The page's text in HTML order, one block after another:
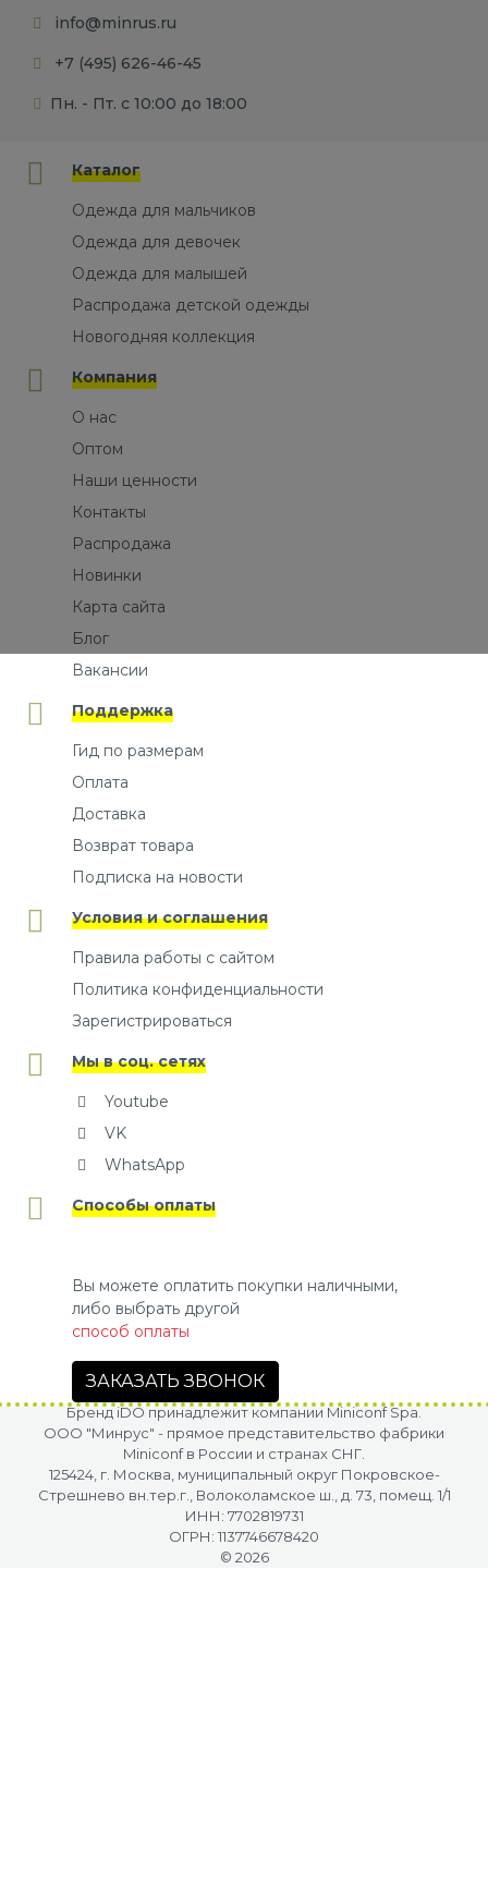
info@minrus.ru
+7 (495) 626-46-45
Пн. - Пт. с 10:00 до 18:00
Каталог
Одежда для мальчиков
Одежда для девочек
Одежда для малышей
Распродажа детской одежды
Новогодняя коллекция
Компания
О нас
Оптом
Наши ценности
Контакты
Распродажа
Новинки
Карта сайта
Блог
Вакансии
Поддержка
Гид по размерам
Оплата
Доставка
Возврат товара
Подписка на новости
Условия и соглашения
Правила работы с сайтом
Политика конфиденциальности
Зарегистрироваться
Мы в соц. сетях
Youtube
VK
WhatsApp
Способы оплаты
Вы можете оплатить покупки наличными,
либо выбрать другой
способ оплаты
ЗАКАЗАТЬ ЗВОНОК
Бренд iDO принадлежит компании Miniconf Spa.
OOO "Минрус" - прямое представительство фабрики
Miniconf в России и странах СНГ.
125424, г. Москва, муниципальный округ Покровское-
Стрешнево вн.тер.г., Волоколамское ш., д. 73, помещ. 1/1
ИНН: 7702819731
ОГРН: 1137746678420
© 2026